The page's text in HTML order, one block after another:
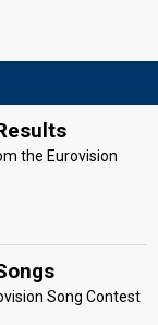
the Eurovision
Song Contest